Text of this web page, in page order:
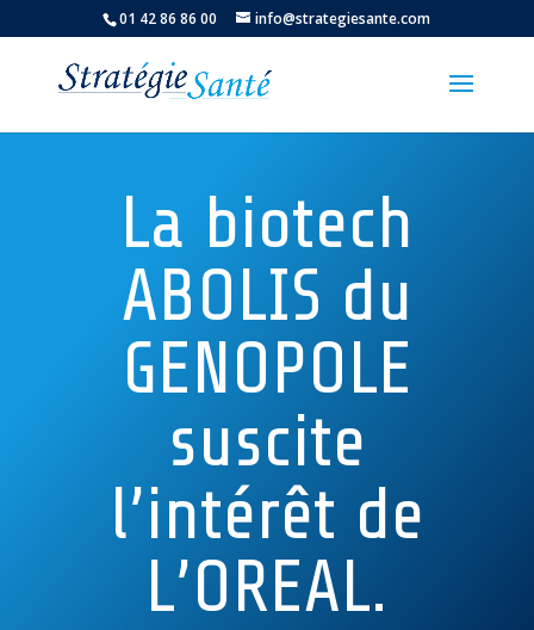
01 42 86 86 00 info@strategiesante.com
La biotech
ABOLIS du
GENOPOLE
suscite
l’intérêt de
L’OREAL.